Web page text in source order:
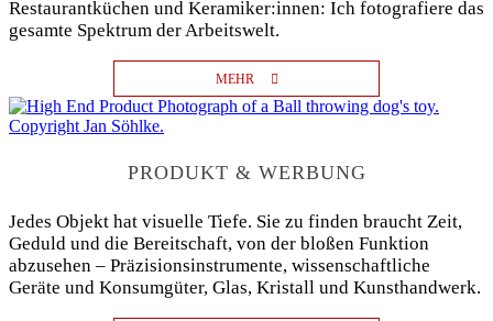
Restaurantküchen und Keramiker:innen: Ich fotografiere das
gesamte Spektrum der Arbeitswelt.
MEHR
PRODUKT & WERBUNG
Jedes Objekt hat visuelle Tiefe. Sie zu finden braucht Zeit,
Geduld und die Bereitschaft, von der bloßen Funktion
abzusehen – Präzisionsinstrumente, wissenschaftliche
Geräte und Konsumgüter, Glas, Kristall und Kunsthandwerk.